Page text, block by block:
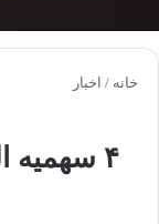
خانه / اخبار
۴ سهمیه المپیک بدون کاپیتان